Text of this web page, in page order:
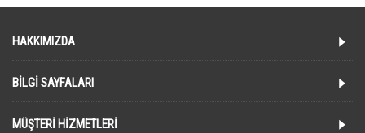
HAKKIMIZDA
BILGI SAYFALARI
MÜŞTERI HIZMETLERI